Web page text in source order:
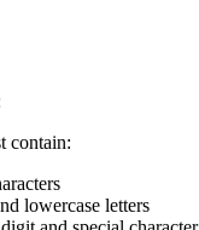
contain:
lowercase letters